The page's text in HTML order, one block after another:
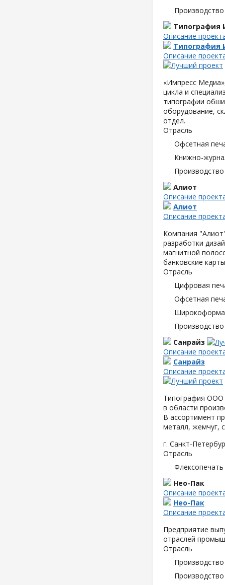
Типография
Описание
Типография
Описание
«Импресс
цикла и
типографии
оборудование,
отдел.
Отрасль
Офсетная
Книжно-
Алиот
Описание
Алиот
Описание
Компания
разработки
магнитной
банковские
Отрасль
Цифровая
Офсетная
Санрайз
Описание
Санрайз
Описание
Типография ООО
в области
В ассортимент
металл, жемчуг,
г. Санкт-
Отрасль
Нео-Пак
Описание
Нео-Пак
Описание
Предприятие
отраслей
Отрасль